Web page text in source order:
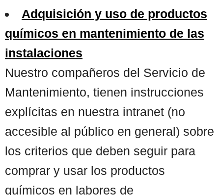
Adquisición y uso de productos
químicos en mantenimiento de las
instalaciones
Nuestro compañeros del Servicio de
Mantenimiento, tienen instrucciones
explícitas en nuestra intranet (no
accesible al público en general) sobre
los criterios que deben seguir para
comprar y usar los productos
químicos en labores de